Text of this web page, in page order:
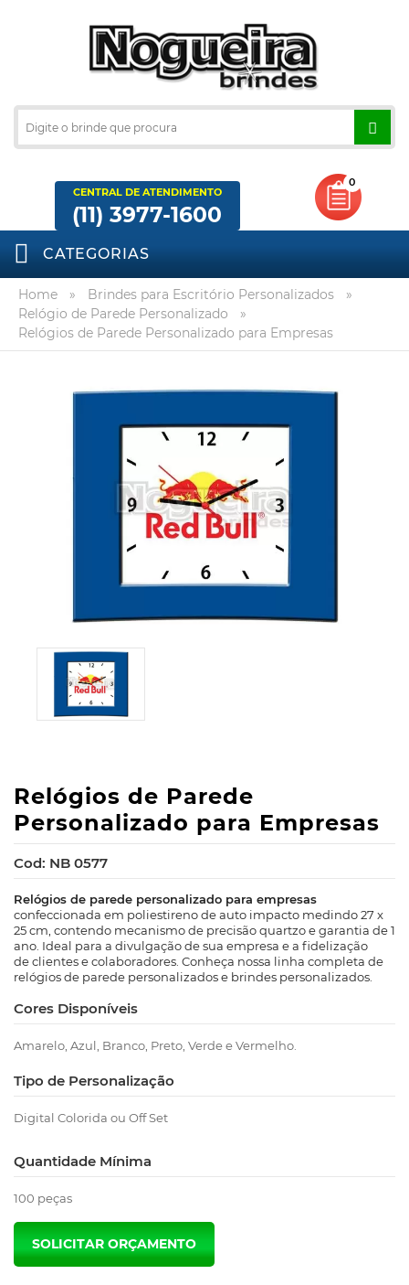
CENTRAL DE ATENDIMENTO
(11) 3977-1600
0
CATEGORIAS
Home » Brindes para Escritório Personalizados
»
Relógio de Parede Personalizado
»
Relógios de Parede Personalizado para Empresas
Relógios de Parede
Personalizado para Empresas
Cod: NB 0577
Relógios de parede personalizado para empresas
confeccionada em poliestireno de auto impacto medindo 27 x
25 cm, contendo mecanismo de precisão quartzo e garantia de 1
ano. Ideal para a divulgação de sua empresa e a fidelização
de clientes e colaboradores. Conheça nossa linha completa de
relógios de parede personalizados e brindes personalizados.
Cores Disponíveis
Amarelo, Azul, Branco, Preto, Verde e Vermelho.
Tipo de Personalização
Digital Colorida ou Off Set
Quantidade Mínima
100 peças